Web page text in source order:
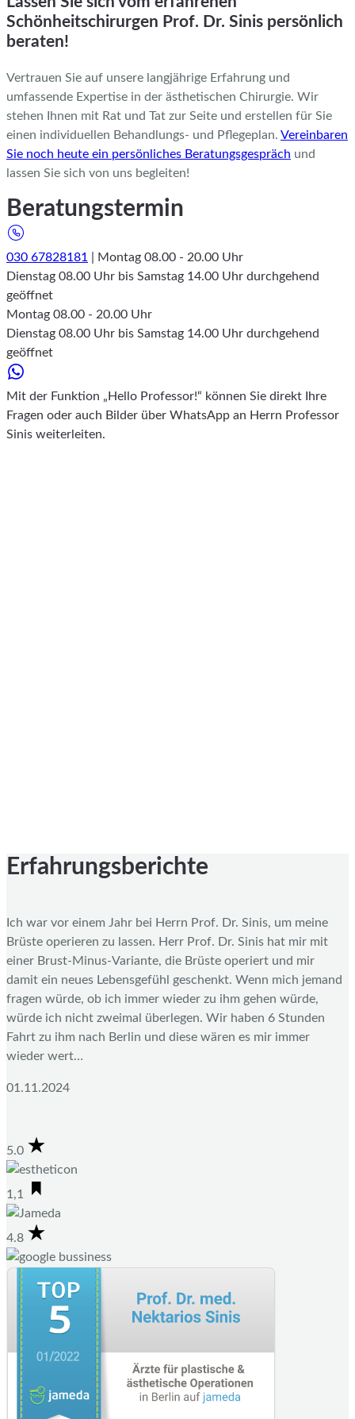
Schönheitschirurgen Prof. Dr. Sinis persönlich
beraten!
Vertrauen Sie auf unsere langjährige Erfahrung und
umfassende Expertise in der ästhetischen Chirurgie. Wir
stehen Ihnen mit Rat und Tat zur Seite und erstellen für Sie
einen individuellen Behandlungs- und Pflegeplan. Vereinbaren
Sie noch heute ein persönliches Beratungsgespräch und
lassen Sie sich von uns begleiten!
Beratungstermin
030 67828181
| Montag 08.00 - 20.00 Uhr
Dienstag 08.00 Uhr bis Samstag 14.00 Uhr durchgehend
geöffnet
Montag 08.00 - 20.00 Uhr
Dienstag 08.00 Uhr bis Samstag 14.00 Uhr durchgehend
geöffnet
Mit der Funktion „Hello Professor!“ können Sie direkt Ihre
Fragen oder auch Bilder über WhatsApp an Herrn Professor
Sinis weiterleiten.
Erfahrungsberichte
Ich war vor einem Jahr bei Herrn Prof. Dr. Sinis, um meine
Brüste operieren zu lassen. Herr Prof. Dr. Sinis hat mir mit
einer Brust-Minus-Variante, die Brüste operiert und mir
damit ein neues Lebensgefühl geschenkt. Wenn mich jemand
fragen würde, ob ich immer wieder zu ihm gehen würde,
würde ich nicht zweimal überlegen. Wir haben 6 Stunden
Fahrt zu ihm nach Berlin und diese wären es mir immer
wieder wert…
01.11.2024
5.0
1,1
4.8